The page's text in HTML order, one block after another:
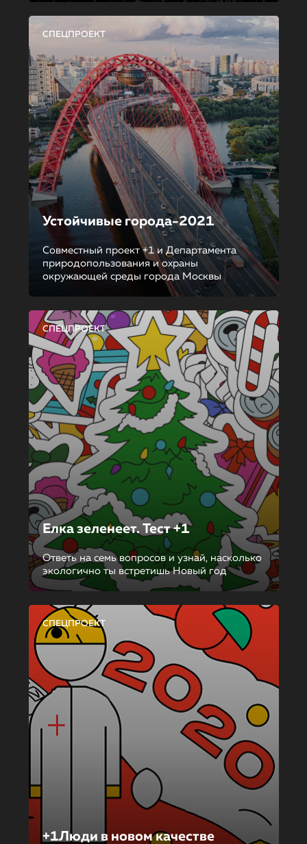
СПЕЦПРОЕКТ
Устойчивые города-2021
Совместный проект +1 и Департамента
природопользования и охраны
окружающей среды города Москвы
СПЕЦПРОЕКТ
Елка зеленеет. Тест +1
Ответь на семь вопросов и узнай, насколько
экологично ты встретишь Новый год
СПЕЦПРОЕКТ
+1Люди в новом качестве